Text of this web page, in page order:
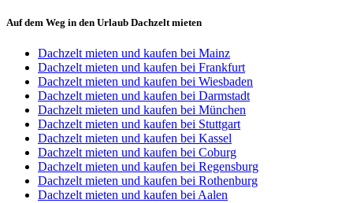
Auf dem Weg in den Urlaub Dachzelt mieten
Dachzelt mieten und kaufen bei Mainz
Dachzelt mieten und kaufen bei Frankfurt
Dachzelt mieten und kaufen bei Wiesbaden
Dachzelt mieten und kaufen bei Darmstadt
Dachzelt mieten und kaufen bei München
Dachzelt mieten und kaufen bei Stuttgart
Dachzelt mieten und kaufen bei Kassel
Dachzelt mieten und kaufen bei Coburg
Dachzelt mieten und kaufen bei Regensburg
Dachzelt mieten und kaufen bei Rothenburg
Dachzelt mieten und kaufen bei Aalen